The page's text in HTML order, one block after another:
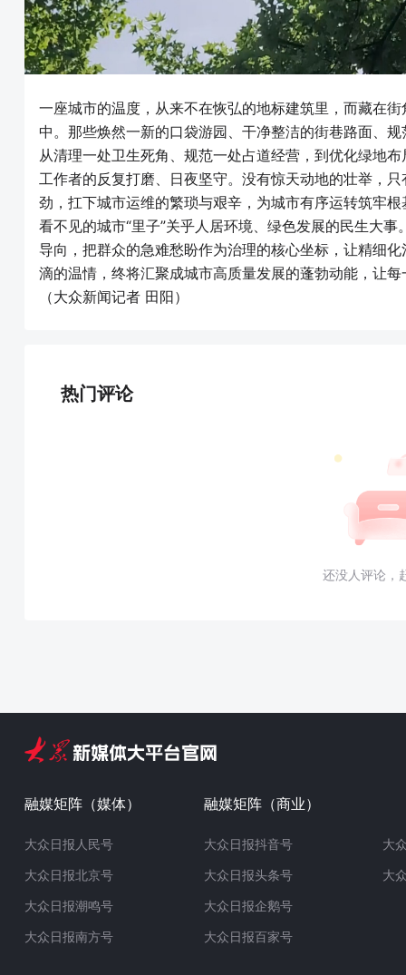
一座城市的温度，从来不在恢弘的地标建筑里，而藏在
中。那些焕然一新的口袋游园、干净整洁的街巷路面、
从清理一处卫生死角、规范一处占道经营，到优化绿地
工作者的反复打磨、日夜坚守。没有惊天动地的壮举，
劲，扛下城市运维的繁琐与艰辛，为城市有序运转筑牢根
看不见的城市“里子”关乎人居环境、绿色发展的民生大
导向，把群众的急难愁盼作为治理的核心坐标，让精细
滴的温情，终将汇聚成城市高质量发展的蓬勃动能，让
（大众新闻记者 田阳）
热门评论
还没人评论，
融媒矩阵（媒体）
大众日报人民号
大众日报北京号
大众日报潮鸣号
大众日报南方号
融媒矩阵（商业）
大众日报抖音号
大众日报头条号
大众日报企鹅号
大众日报百家号
大
大